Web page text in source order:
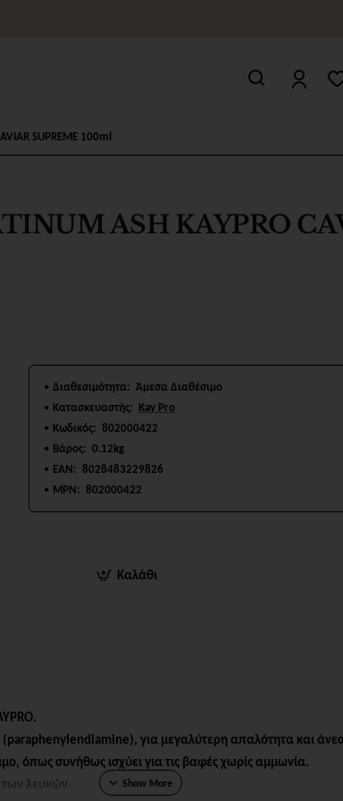
SUPREME 100ml
ASH KAYPRO
Διαθεσιμότητα: Άμεσα Διαθέσιμο
Κατασκευαστής: Kay Pro
Κωδικός: 802000422
Βάρος: 0.12kg
EAN: 8028483229826
MPN: 802000422
Καλάθι
για μεγαλύτερη απαλότητα και
όπως συνήθως ισχύει για τις βαφές χωρίς αμμωνία.
λευκών.